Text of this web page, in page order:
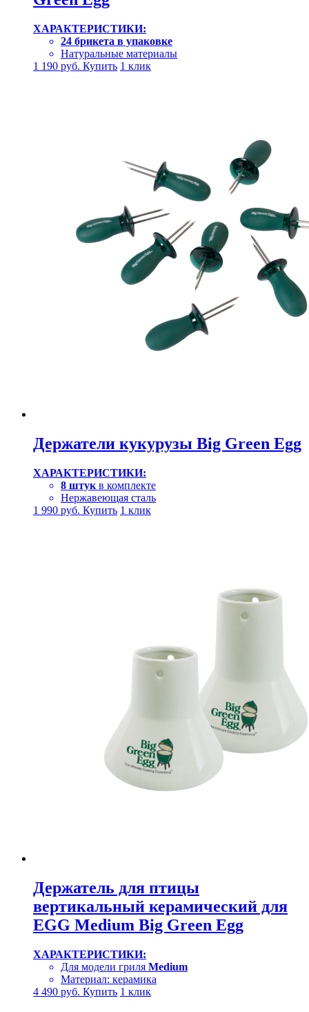
ХАРАКТЕРИСТИКИ:
24 брикета в упаковке
Натуральные материалы
1 190 руб. Купить 1 клик
Держатели кукурузы Big Green Egg
ХАРАКТЕРИСТИКИ:
8 штук в комплекте
Нержавеющая сталь
1 990 руб. Купить 1 клик
Держатель для птицы
вертикальный керамический для
EGG Medium Big Green Egg
ХАРАКТЕРИСТИКИ:
Для модели гриля Medium
Материал: керамика
4 490 руб. Купить 1 клик